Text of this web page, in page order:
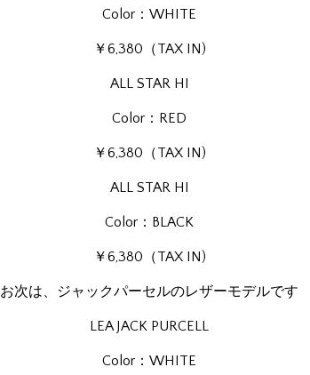
Color：WHITE
￥6,380（TAX IN)
ALL STAR HI
Color：RED
￥6,380（TAX IN)
ALL STAR HI
Color：BLACK
￥6,380（TAX IN)
お次は、ジャックパーセルのレザーモデルです
LEA JACK PURCELL
Color：WHITE